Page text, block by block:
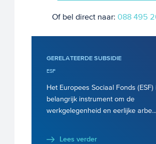
Of bel direct naar: 088 495
GERELATEERDE SUBSIDIE
ESF
Het Europees Sociaal Fonds (ESF)
belangrijk instrument om de
werkgelegenheid en eerlijke arbe...
Lees verder